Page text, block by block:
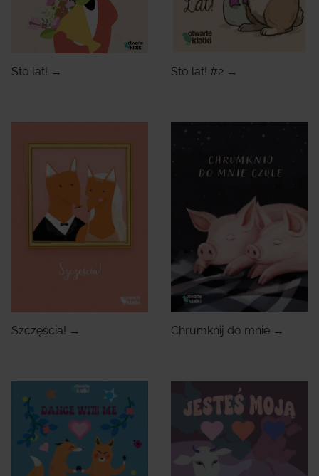
Sto lat! → Sto lat! #2 →
Szczęścia! → Chrumknij do mnie →